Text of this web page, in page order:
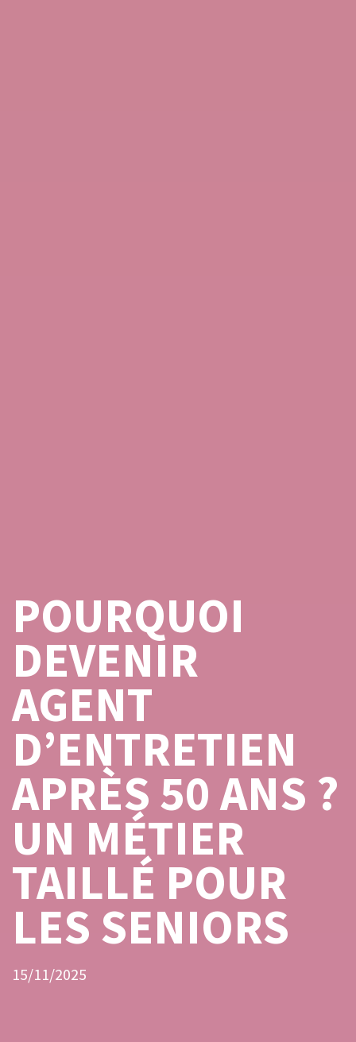
POURQUOI
DEVENIR
AGENT
D’ENTRETIEN
APRÈS 50 ANS ?
UN MÉTIER
TAILLÉ POUR
LES SENIORS
15/11/2025